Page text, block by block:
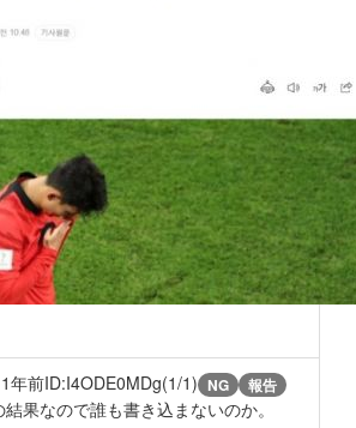
1年前ID:I4ODE0MDg(1/1) NG 報告
果なので誰も書き込まないのか。